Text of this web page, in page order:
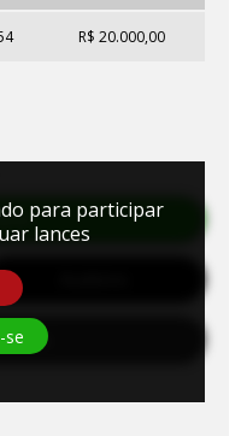
R$ 20.000,00
para participar
lances
se